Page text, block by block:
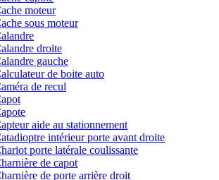
moteur
sous moteur
droite
gauche
de boite auto
de recul
aide au stationnement
intérieur porte avant droite
porte latérale coulissante
de capot
de porte arrière droit